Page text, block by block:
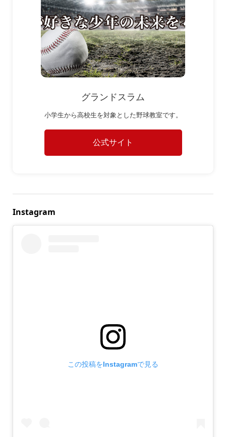
グランドスラム
小学生から高校生を対象とした野球教室です。
公式サイト
Instagram
この投稿をInstagramで見る